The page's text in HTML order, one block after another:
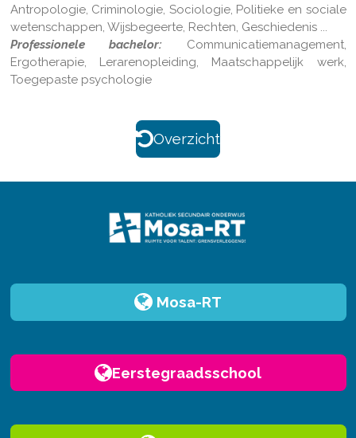
Antropologie, Criminologie, Sociologie, Politieke en sociale
wetenschappen, Wijsbegeerte, Rechten, Geschiedenis ...
Professionele bachelor: Communicatiemanagement,
Ergotherapie, Lerarenopleiding, Maatschappelijk werk,
Toegepaste psychologie
Overzicht
Mosa-RT
Eerstegraadsschool